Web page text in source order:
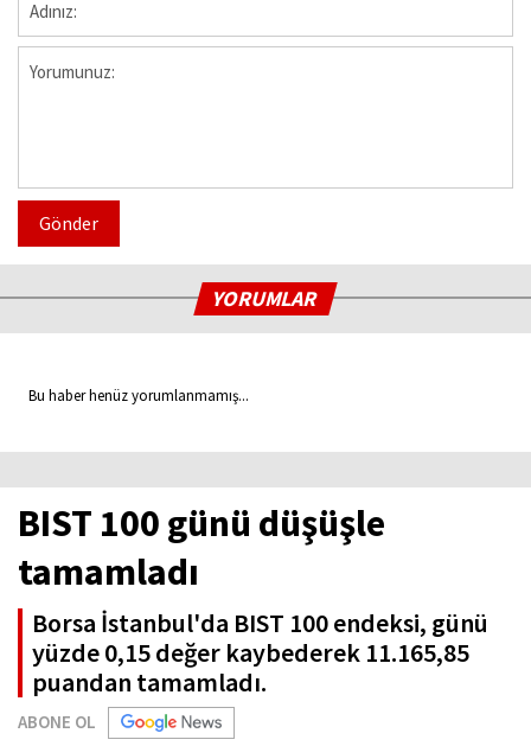
Gönder
YORUMLAR
Bu haber henüz yorumlanmamış...
BIST 100 günü düşüşle
tamamladı
Borsa İstanbul'da BIST 100 endeksi, günü
yüzde 0,15 değer kaybederek 11.165,85
puandan tamamladı.
ABONE OL